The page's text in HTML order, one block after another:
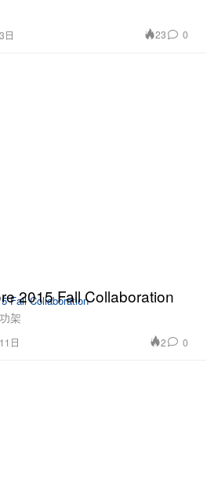
日 23 0
2015 Fall Collaboration
架
日 2 0